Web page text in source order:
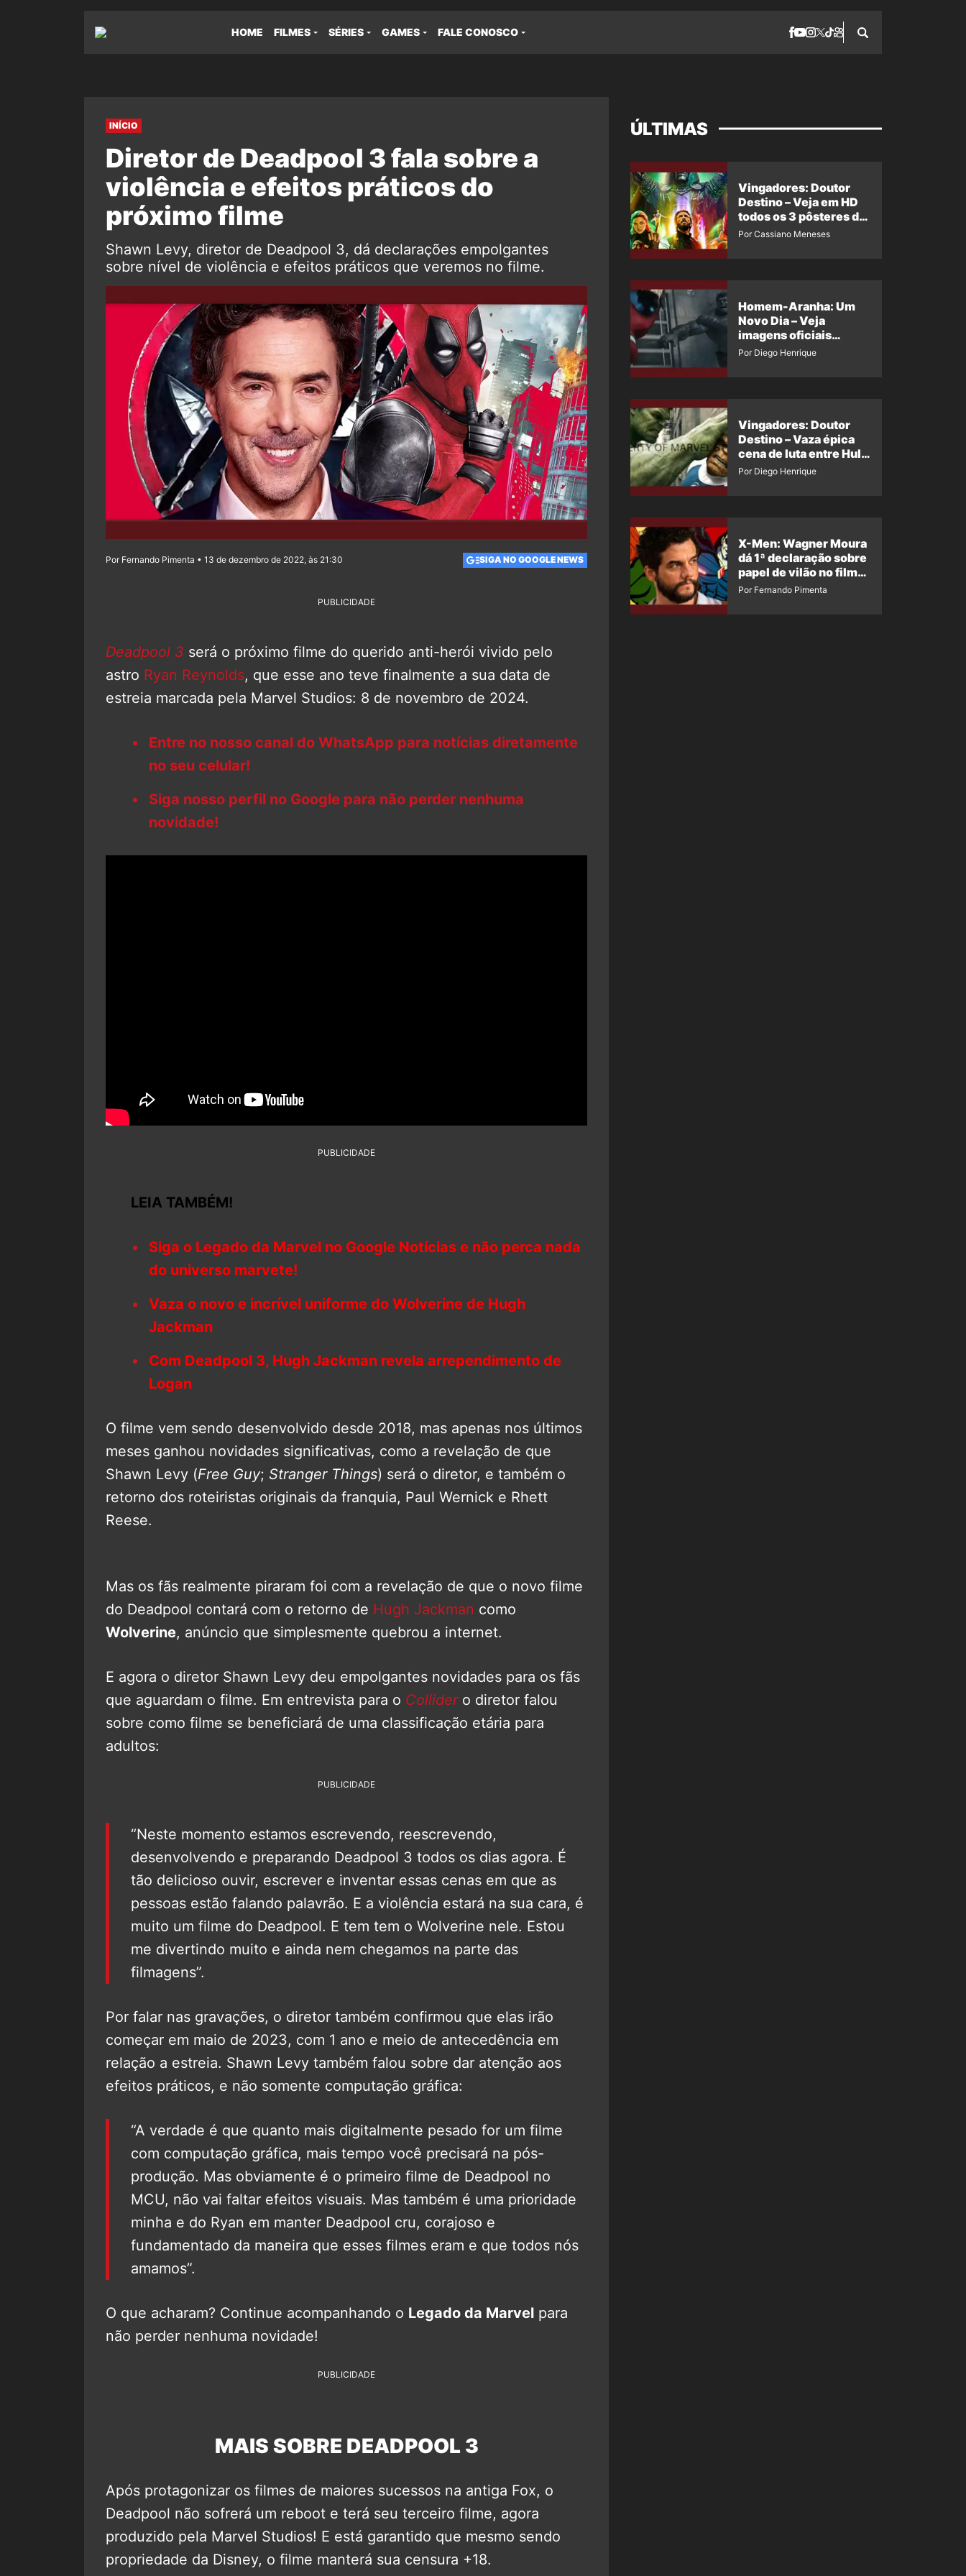
HOME FILMES SÉRIES GAMES FALE CONOSCO
INÍCIO
Diretor de Deadpool 3 fala sobre a
violência e efeitos práticos do
próximo filme
Shawn Levy, diretor de Deadpool 3, dá declarações empolgantes
sobre nível de violência e efeitos práticos que veremos no filme.
Por Fernando Pimenta • 13 de dezembro de 2022, às 21:30 SIGA NO GOOGLE NEWS
PUBLICIDADE
Deadpool 3 será o próximo filme do querido anti-herói vivido pelo
astro Ryan Reynolds, que esse ano teve finalmente a sua data de
estreia marcada pela Marvel Studios: 8 de novembro de 2024.
Entre no nosso canal do WhatsApp para notícias diretamente
no seu celular!
Siga nosso perfil no Google para não perder nenhuma
novidade!
PUBLICIDADE
LEIA TAMBÉM!
Siga o Legado da Marvel no Google Notícias e não perca nada
do universo marvete!
Vaza o novo e incrível uniforme do Wolverine de Hugh
Jackman
Com Deadpool 3, Hugh Jackman revela arrependimento de
Logan
O filme vem sendo desenvolvido desde 2018, mas apenas nos últimos
meses ganhou novidades significativas, como a revelação de que
Shawn Levy (Free Guy; Stranger Things) será o diretor, e também o
retorno dos roteiristas originais da franquia, Paul Wernick e Rhett
Reese.
Mas os fãs realmente piraram foi com a revelação de que o novo filme
do Deadpool contará com o retorno de Hugh Jackman como
Wolverine, anúncio que simplesmente quebrou a internet.
E agora o diretor Shawn Levy deu empolgantes novidades para os fãs
que aguardam o filme. Em entrevista para o Collider o diretor falou
sobre como filme se beneficiará de uma classificação etária para
adultos:
PUBLICIDADE
“Neste momento estamos escrevendo, reescrevendo,
desenvolvendo e preparando Deadpool 3 todos os dias agora. É
tão delicioso ouvir, escrever e inventar essas cenas em que as
pessoas estão falando palavrão. E a violência estará na sua cara, é
muito um filme do Deadpool. E tem tem o Wolverine nele. Estou
me divertindo muito e ainda nem chegamos na parte das
filmagens”.
Por falar nas gravações, o diretor também confirmou que elas irão
começar em maio de 2023, com 1 ano e meio de antecedência em
relação a estreia. Shawn Levy também falou sobre dar atenção aos
efeitos práticos, e não somente computação gráfica:
“A verdade é que quanto mais digitalmente pesado for um filme
com computação gráfica, mais tempo você precisará na pós-
produção. Mas obviamente é o primeiro filme de Deadpool no
MCU, não vai faltar efeitos visuais. Mas também é uma prioridade
minha e do Ryan em manter Deadpool cru, corajoso e
fundamentado da maneira que esses filmes eram e que todos nós
amamos”.
O que acharam? Continue acompanhando o Legado da Marvel para
não perder nenhuma novidade!
PUBLICIDADE
MAIS SOBRE DEADPOOL 3
Após protagonizar os filmes de maiores sucessos na antiga Fox, o
Deadpool não sofrerá um reboot e terá seu terceiro filme, agora
produzido pela Marvel Studios! E está garantido que mesmo sendo
propriedade da Disney, o filme manterá sua censura +18.
ÚLTIMAS
Vingadores: Doutor
Destino – Veja em HD
todos os 3 pôsteres de
‘Doomsday’ + 1 imagem
Por Cassiano Meneses
Homem-Aranha: Um
Novo Dia – Veja
imagens oficiais
descartadas do Hulk
Por Diego Henrique
Vingadores: Doutor
Destino – Vaza épica
cena de luta entre Hulk
e o Coisa
Por Diego Henrique
X-Men: Wagner Moura
dá 1ª declaração sobre
papel de vilão no filme
da Marvel
Por Fernando Pimenta